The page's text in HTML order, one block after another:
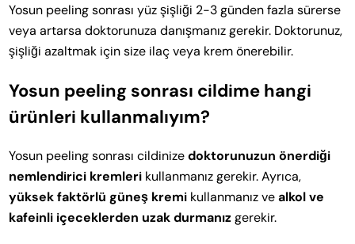
Yosun peeling sonrası yüz şişliği 2-3 günden fazla sürerse
veya artarsa doktorunuza danışmanız gerekir. Doktorunuz,
şişliği azaltmak için size ilaç veya krem önerebilir.
Yosun peeling sonrası cildime hangi
ürünleri kullanmalıyım?
Yosun peeling sonrası cildinizedoktorunuzun önerdiği
nemlendirici kremleri kullanmanız gerekir. Ayrıca,
yüksek faktörlü güneş kremi kullanmanız vealkol ve
kafeinli içeceklerden uzak durmanızgerekir.